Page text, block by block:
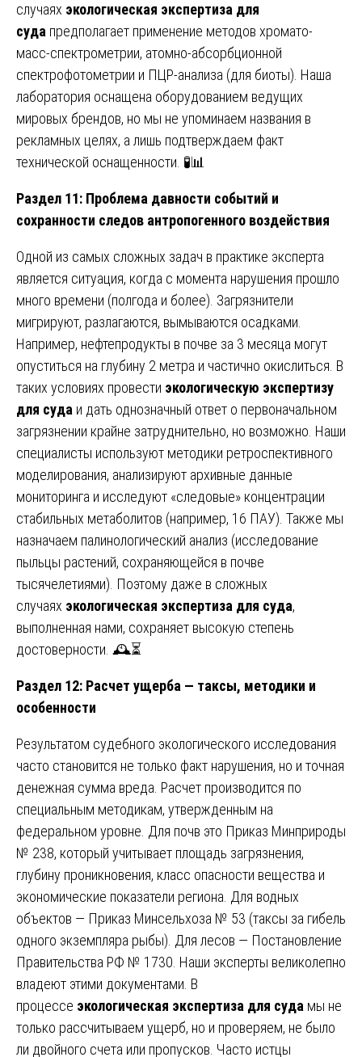
случаях экологическая экспертиза для
суда предполагает применение методов хромато-
масс-спектрометрии, атомно-абсорбционной
спектрофотометрии и ПЦР-анализа (для биоты). Наша
лаборатория оснащена оборудованием ведущих
мировых брендов, но мы не упоминаем названия в
рекламных целях, а лишь подтверждаем факт
технической оснащенности. 🧪📊
Раздел 11: Проблема давности событий и
сохранности следов антропогенного воздействия
Одной из самых сложных задач в практике эксперта
является ситуация, когда с момента нарушения прошло
много времени (полгода и более). Загрязнители
мигрируют, разлагаются, вымываются осадками.
Например, нефтепродукты в почве за 3 месяца могут
опуститься на глубину 2 метра и частично окислиться. В
таких условиях провести экологическую экспертизу
для суда и дать однозначный ответ о первоначальном
загрязнении крайне затруднительно, но возможно. Наши
специалисты используют методики ретроспективного
моделирования, анализируют архивные данные
мониторинга и исследуют «следовые» концентрации
стабильных метаболитов (например, 16 ПАУ). Также мы
назначаем палинологический анализ (исследование
пыльцы растений, сохраняющейся в почве
тысячелетиями). Поэтому даже в сложных
случаях экологическая экспертиза для суда,
выполненная нами, сохраняет высокую степень
достоверности. 🕰️⏳
Раздел 12: Расчет ущерба — таксы, методики и
особенности
Результатом судебного экологического исследования
часто становится не только факт нарушения, но и точная
денежная сумма вреда. Расчет производится по
специальным методикам, утвержденным на
федеральном уровне. Для почв это Приказ Минприроды
№ 238, который учитывает площадь загрязнения,
глубину проникновения, класс опасности вещества и
экономические показатели региона. Для водных
объектов — Приказ Минсельхоза № 53 (таксы за гибель
одного экземпляра рыбы). Для лесов — Постановление
Правительства РФ № 1730. Наши эксперты великолепно
владеют этими документами. В
процессе экологическая экспертиза для суда мы не
только рассчитываем ущерб, но и проверяем, не было
ли двойного счета или пропусков. Часто истцы